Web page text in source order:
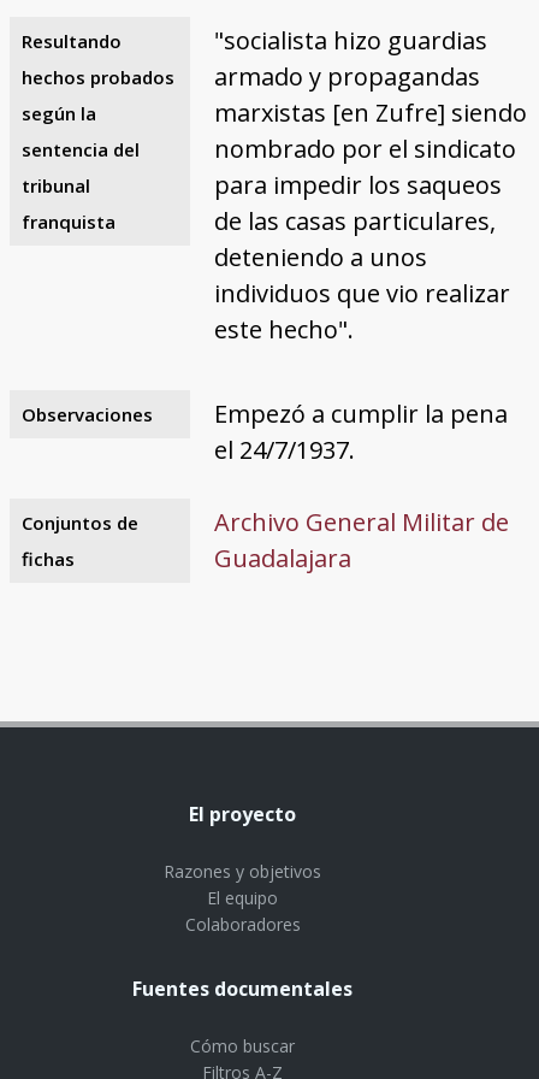
Resultando
hechos probados
según la
sentencia del
tribunal
franquista
"socialista hizo guardias
armado y propagandas
marxistas [en Zufre] siendo
nombrado por el sindicato
para impedir los saqueos
de las casas particulares,
deteniendo a unos
individuos que vio realizar
este hecho".
Observaciones
Empezó a cumplir la pena
el 24/7/1937.
Conjuntos de
fichas
Archivo General Militar de
Guadalajara
El proyecto
Razones y objetivos
El equipo
Colaboradores
Fuentes documentales
Cómo buscar
Filtros A-Z